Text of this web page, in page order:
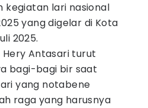
kegiatan lari nasional
yang digelar di Kota
2025.
Antasari turut
bagi-bagi bir saat
yang notabene
raga yang harusnya